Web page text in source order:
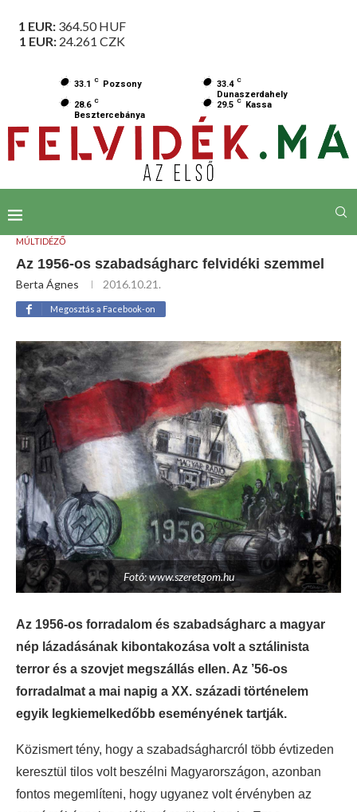
1 EUR: 364.50HUF
1 EUR: 24.261 CZK
33.1 C Pozsony 33.4 C
Dunaszerdahely
28.6 C
Besztercebánya
29.5 C Kassa
MÚLTIDÉZŐ
Az 1956-os szabadságharc felvidéki szemmel
Berta Ágnes 2016.10.21.
Megosztás a Facebook-on
Fotó: www.szeretgom.hu
Az 1956-os forradalom és szabadságharc a magyar
nép lázadásának kibontakozása volt a sztálinista
terror és a szovjet megszállás ellen. Az ’56-os
forradalmat a mai napig a XX. századi történelem
egyik legkiemelkedőbb eseményének tartják.
Közismert tény, hogy a szabadságharcról több évtizeden
keresztül tilos volt beszélni Magyarországon, azonban
fontos megemlíteni, hogy ugyanez volt érvényben az